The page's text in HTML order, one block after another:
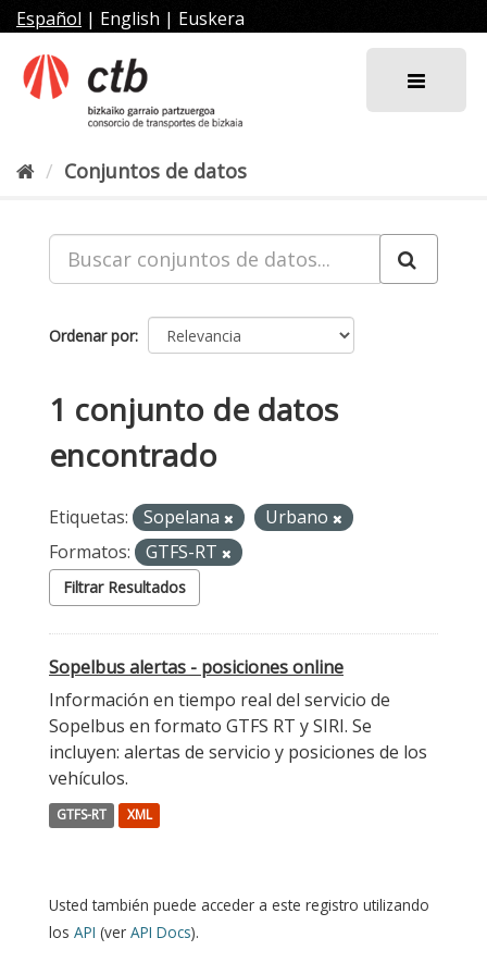
al
contenido
Español | English | Euskera
Conjuntos de datos
Ordenar por
1 conjunto de datos
encontrado
Etiquetas: Sopelana
Urbano
Formatos:
GTFS-RT
Filtrar Resultados
Sopelbus alertas - posiciones online
Información en tiempo real del servicio de
Sopelbus en formato GTFS RT y SIRI. Se
incluyen: alertas de servicio y posiciones de los
vehículos.
GTFS-RT XML
Usted también puede acceder a este registro utilizando
los API (ver API Docs).